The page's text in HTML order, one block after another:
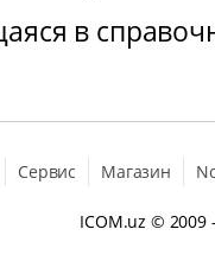
в
Сервис Магазин
ICOM.uz © 2009